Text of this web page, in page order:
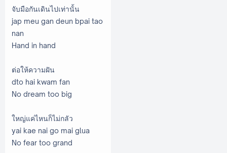
จับมือกันเดินไปเท่านั้น
jap meu gan deun bpai tao
nan
Hand in hand
ต่อให้ความฝัน
dto hai kwam fan
No dream too big
ใหญ่แค่ไหนก็ไม่กลัว
yai kae nai go mai glua
No fear too grand